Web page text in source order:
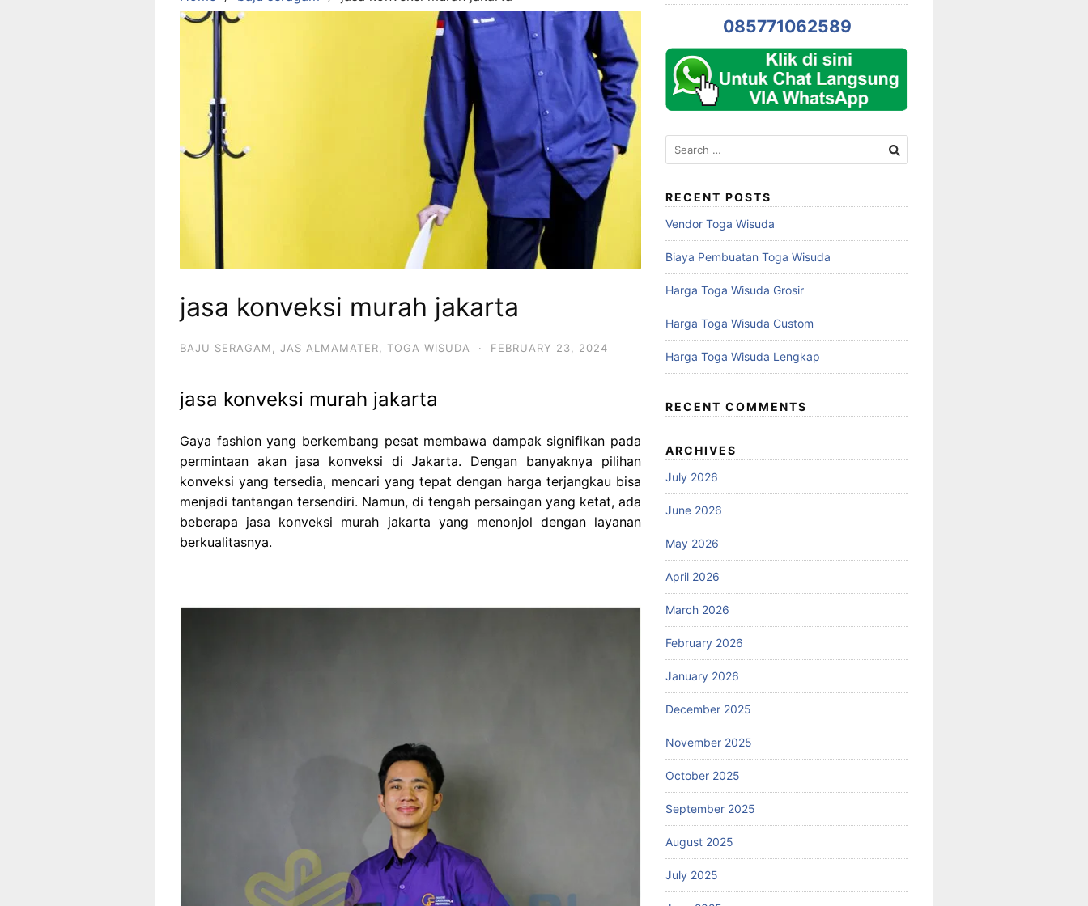
jasa konveksi murah jakarta
BAJU SERAGAM JAS ALMAMATER TOGA WISUDA · FEBRUARY 23, 2024
jasa konveksi murah jakarta
Gaya fashion yang berkembang pesat membawa dampak signifikan pada
permintaan akan jasa konveksi di Jakarta. Dengan banyaknya pilihan
konveksi yang tersedia, mencari yang tepat dengan harga terjangkau bisa
menjadi tantangan tersendiri. Namun, di tengah persaingan yang ketat, ada
beberapa jasa konveksi murah jakarta yang menonjol dengan layanan
berkualitasnya.
085771062589
Search
for:
RECENT POSTS
Vendor Toga Wisuda
Biaya Pembuatan Toga Wisuda
Harga Toga Wisuda Grosir
Harga Toga Wisuda Custom
Harga Toga Wisuda Lengkap
RECENT COMMENTS
ARCHIVES
July 2026
June 2026
May 2026
April 2026
March 2026
February 2026
January 2026
December 2025
November 2025
October 2025
September 2025
August 2025
July 2025